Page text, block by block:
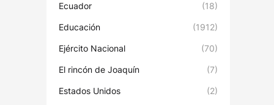
Ecuador (18)
Educación (1912)
Ejército Nacional (70)
El rincón de Joaquín (7)
Estados Unidos (2)